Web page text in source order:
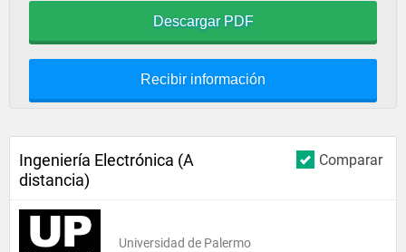
Descargar PDF
Recibir información
Comparar
Ingeniería Electrónica (A
distancia)
Universidad de Palermo